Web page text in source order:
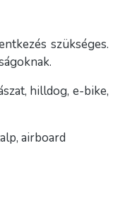
szükséges.
hilldog, e-bike,
airboard